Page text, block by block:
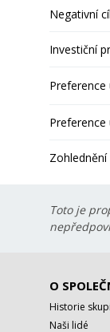
Negativní
Investiční
Preference
Toto je
O
Historie
Naši lidé